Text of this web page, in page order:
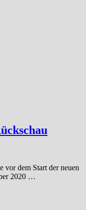
vor dem Start der neuen
2020 …